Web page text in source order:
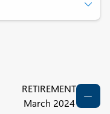
RETIREMENT
March 2024